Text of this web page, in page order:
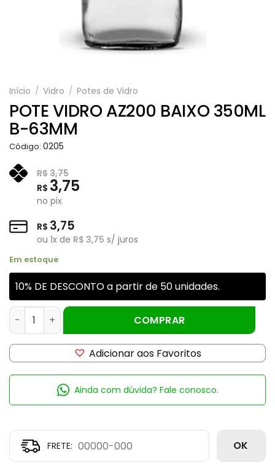
Início / Vidro / Potes de Vidro
POTE VIDRO AZ200 BAIXO 350ML
B-63MM
Código: 0205
R$3,75
R$ 3,75
no pix
R$ 3,75
ou 1x de R$ 3,75 s/ juros
Em estoque
10% DE DESCONTO a partir de 50 unidades.
POTE VIDRO AZ200 BAIXO 350ML B-63MM quantidade
COMPRAR
Adicionar aos Favoritos
Ainda com dúvida? Fale conosco.
OK